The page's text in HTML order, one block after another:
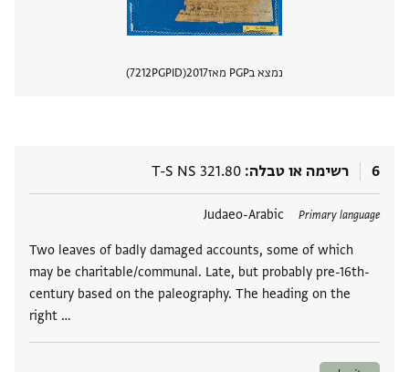
נמצא בPGP מאז 2017
PGPID
7212
6 רשימה או טבלה T-S NS 321.80
Primary language
Judaeo-Arabic
Two leaves of badly damaged accounts, some of which
may be charitable/communal. Late, but probably pre-16th-
century based on the paleography. The heading on the
right …
תגים